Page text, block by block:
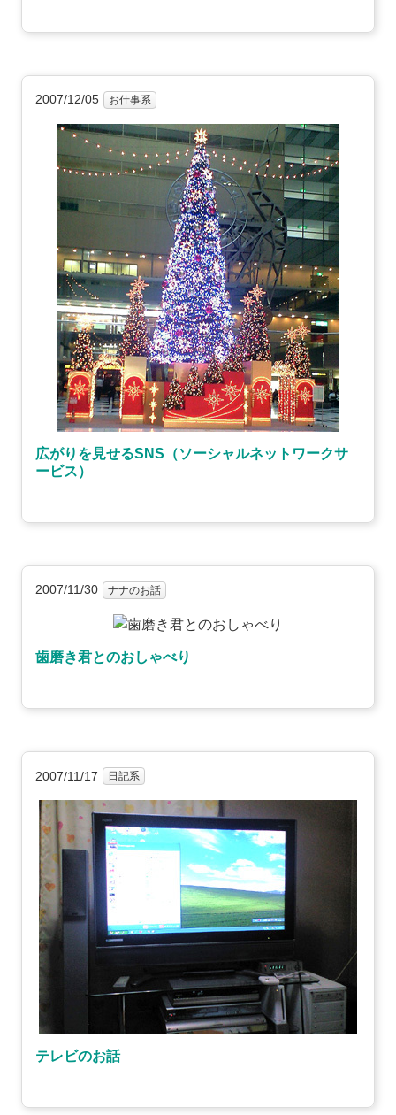
2007/12/05 お仕事系
広がりを見せるSNS（ソーシャルネットワークサ
ービス）
2007/11/30 ナナのお話
歯磨き君とのおしゃべり
2007/11/17 日記系
テレビのお話